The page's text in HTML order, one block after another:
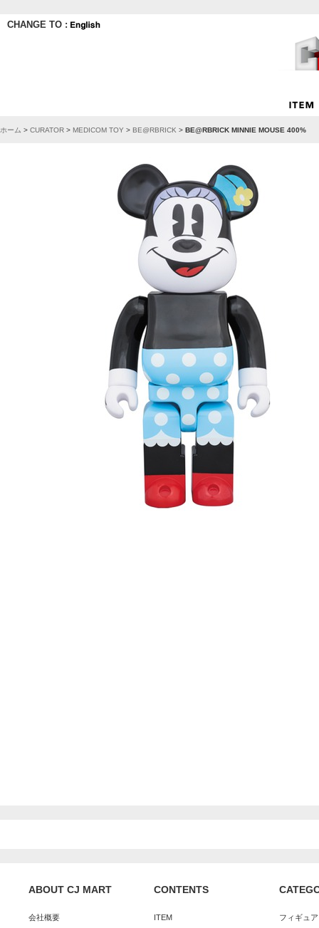
CHANGE TO :
ホーム > CURATOR > MEDICOM TOY > BE@RBRICK > BE@RBRICK MINNIE MOUSE 400%
ABOUT CJ MART
会社概要
CONTENTS
ITEM フィギュ